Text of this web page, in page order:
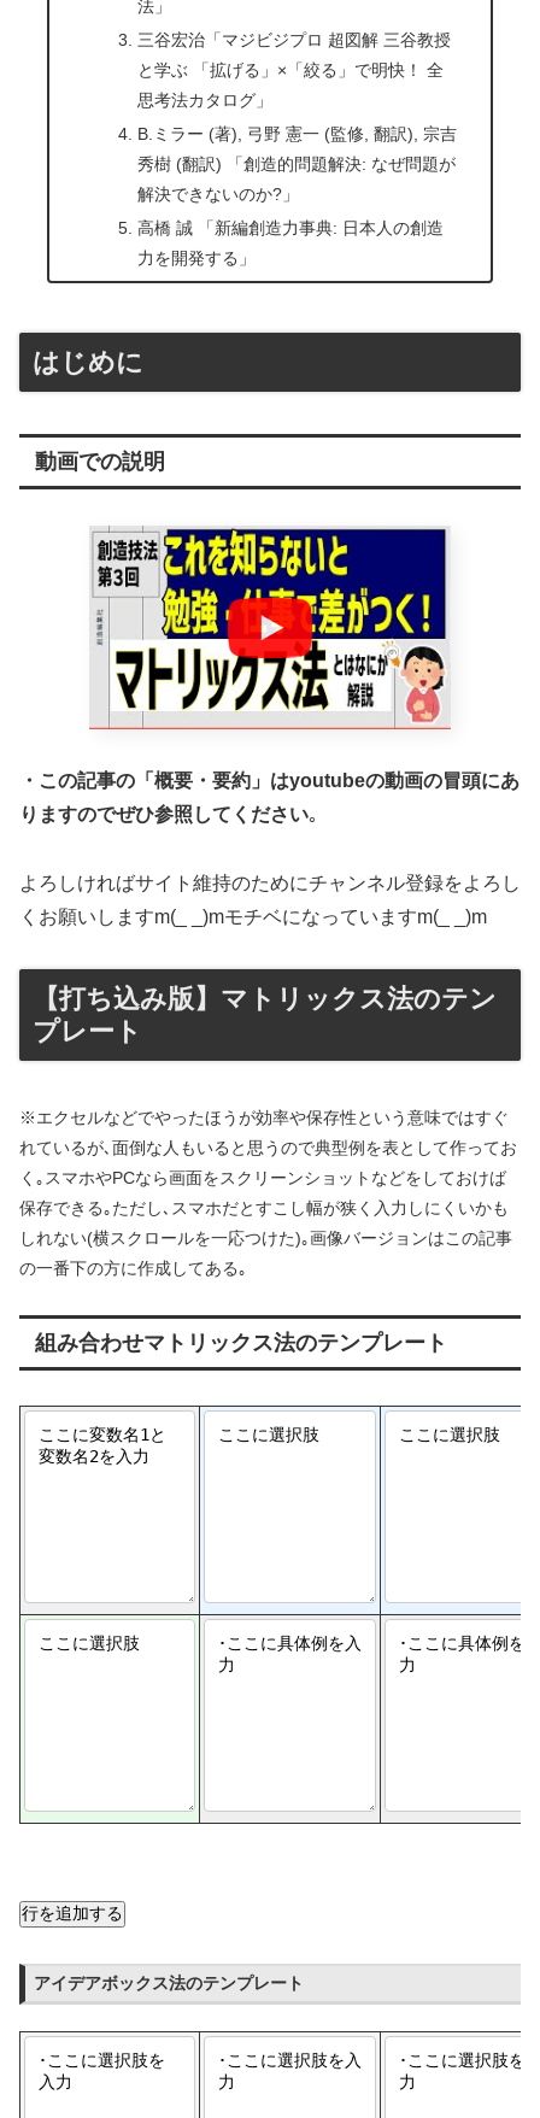
法」
三谷宏治「マジビジプロ 超図解 三谷教授
と学ぶ 「拡げる」×「絞る」で明快！ 全
思考法カタログ」
B.ミラー (著), 弓野 憲一 (監修, 翻訳), 宗吉
秀樹 (翻訳) 「創造的問題解決: なぜ問題が
解決できないのか?」
高橋 誠 「新編創造力事典: 日本人の創造
力を開発する」
はじめに
動画での説明
・この記事の「概要・要約」はyoutubeの動画の冒頭にあ
りますのでぜひ参照してください｡
よろしければサイト維持のためにチャンネル登録をよろし
くお願いしますm(_ _)mモチベになっていますm(_ _)m
【打ち込み版】マトリックス法のテン
プレート
※エクセルなどでやったほうが効率や保存性という意味ではすぐ
れているが､面倒な人もいると思うので典型例を表として作ってお
く｡スマホやPCなら画面をスクリーンショットなどをしておけば
保存できる｡ただし､スマホだとすこし幅が狭く入力しにくいかも
しれない(横スクロールを一応つけた)｡画像バージョンはこの記事
の一番下の方に作成してある｡
組み合わせマトリックス法のテンプレート
行を追加する
アイデアボックス法のテンプレート